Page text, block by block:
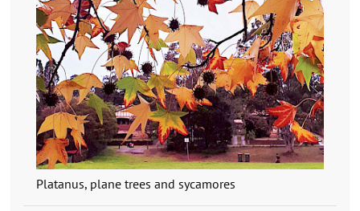
Platanus, plane trees and sycamores